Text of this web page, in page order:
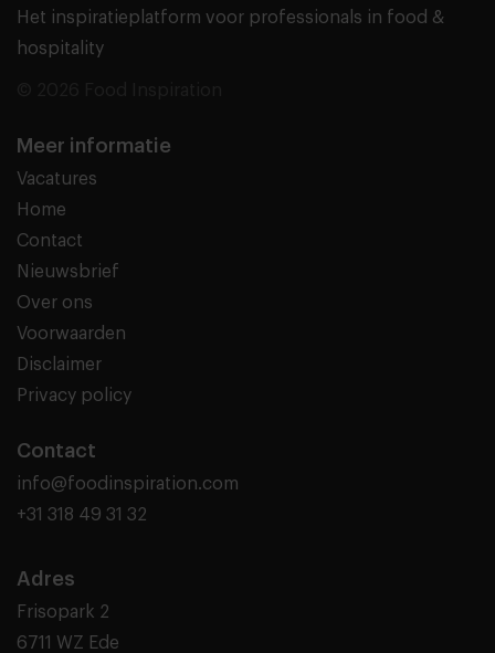
Het inspiratieplatform voor professionals in food &
hospitality
Meer informatie
Vacatures
Home
Contact
Nieuwsbrief
Over ons
Voorwaarden
Disclaimer
Privacy policy
Contact
info@foodinspiration.com
+31 318 49 31 32
Adres
Frisopark 2
6711 WZ Ede